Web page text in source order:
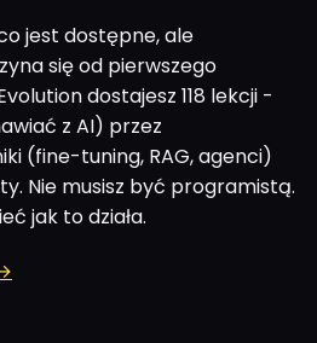
jest dostępne, ale
się od pierwszego
dostajesz 118 lekcji -
z AI) przez
(fine-tuning, RAG, agenci)
Nie musisz być programistą.
jak to działa.